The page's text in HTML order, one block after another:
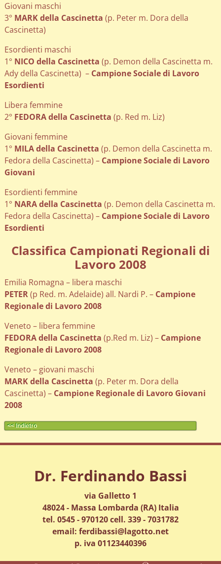
Giovani maschi
3° MARK della Cascinetta (p. Peter m. Dora della
Cascinetta)
Esordienti maschi
1° NICO della Cascinetta (p. Demon della Cascinetta m.
Ady della Cascinetta) – Campione Sociale di Lavoro
Esordienti
Libera femmine
2° FEDORA della Cascinetta (p. Red m. Liz)
Giovani femmine
1° MILA della Cascinetta (p. Demon della Cascinetta m.
Fedora della Cascinetta) – Campione Sociale di Lavoro
Giovani
Esordienti femmine
1° NARA della Cascinetta (p. Demon della Cascinetta m.
Fedora della Cascinetta) – Campione Sociale di Lavoro
Esordienti
Classifica Campionati Regionali di
Lavoro 2008
Emilia Romagna – libera maschi
PETER(p Red. m. Adelaide) all. Nardi P. – Campione
Regionale di Lavoro 2008
Veneto – libera femmine
FEDORA della Cascinetta (p.Red m. Liz) – Campione
Regionale di Lavoro 2008
Veneto – giovani maschi
MARK della Cascinetta (p. Peter m. Dora della
Cascinetta) – Campione Regionale di Lavoro Giovani
2008
<< Indietro
Dr. Ferdinando Bassi
via Galletto 1
48024 - Massa Lombarda (RA) Italia
tel. 0545 - 970120 cell. 339 - 7031782
email: ferdibassi@lagotto.net
p. iva 01123440396